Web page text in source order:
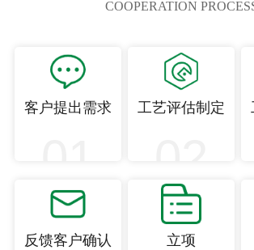
COOPERATION
客户提出需求 工艺评估制定
反馈客户确认 立项